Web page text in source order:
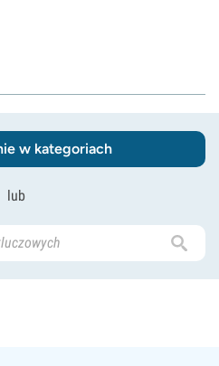
w kategoriach
lub